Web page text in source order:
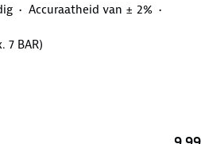
Accuraatheid van ± 2%
7 BAR)